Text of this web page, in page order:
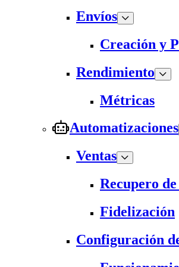
Envíos
Creación y
Rendimiento
Métricas
Automatizaciones
Ventas
Recupero
Fidelización
Configuración